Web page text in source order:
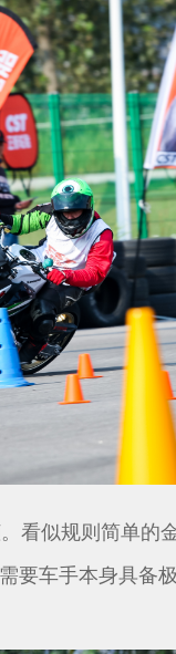
看似规则简单的
要车手本身具备